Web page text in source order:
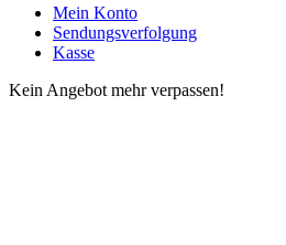
Mein Konto
Sendungsverfolgung
Kasse
Kein Angebot mehr verpassen!